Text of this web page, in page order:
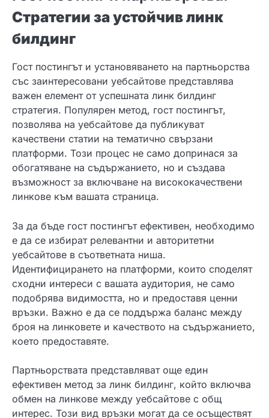
Стратегии за устойчив линк
билдинг
Гост постингът и установяването на партньорства
със заинтересовани уебсайтове представлява
важен елемент от успешната линк билдинг
стратегия. Популярен метод, гост постингът,
позволява на уебсайтове да публикуват
качествени статии на тематично свързани
платформи. Този процес не само допринася за
обогатяване на съдържанието, но и създава
възможност за включване на висококачествени
линкове към вашата страница.
За да бъде гост постингът ефективен, необходимо
е да се избират релевантни и авторитетни
уебсайтове в съответната ниша.
Идентифицирането на платформи, които споделят
сходни интереси с вашата аудитория, не само
подобрява видимостта, но и предоставя ценни
връзки. Важно е да се поддържа баланс между
броя на линковете и качеството на съдържанието,
което предоставяте.
Партньорствата представляват още един
ефективен метод за линк билдинг, който включва
обмен на линкове между уебсайтове с общ
интерес. Този вид връзки могат да се осъществят